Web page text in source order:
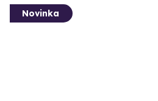
Novinka